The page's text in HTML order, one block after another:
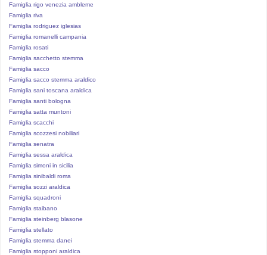
Famiglia rigo venezia ambleme
Famiglia riva
Famiglia rodriguez iglesias
Famiglia romanelli campania
Famiglia rosati
Famiglia sacchetto stemma
Famiglia sacco
Famiglia sacco stemma araldico
Famiglia sani toscana araldica
Famiglia santi bologna
Famiglia satta muntoni
Famiglia scacchi
Famiglia scozzesi nobiliari
Famiglia senatra
Famiglia sessa araldica
Famiglia simoni in sicilia
Famiglia sinibaldi roma
Famiglia sozzi araldica
Famiglia squadroni
Famiglia staibano
Famiglia steinberg blasone
Famiglia stellato
Famiglia stemma danei
Famiglia stopponi araldica